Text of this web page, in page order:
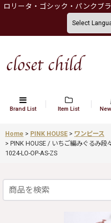
ロリータ・ゴシック・パンクブ
Brand List Item List
Home > PINK HOUSE > ワンピース
> PINK HOUSE / いちご編みぐるみ段
1024-LO-OP-AS-ZS